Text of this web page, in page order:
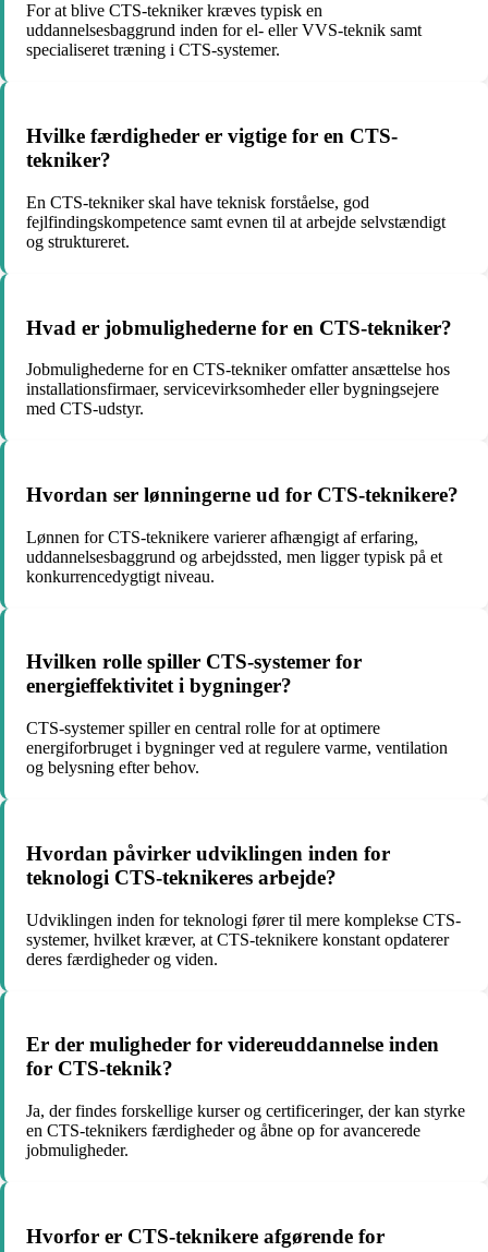
For at blive CTS-tekniker kræves typisk en
uddannelsesbaggrund inden for el- eller VVS-teknik samt
specialiseret træning i CTS-systemer.
Hvilke færdigheder er vigtige for en CTS-
tekniker?
En CTS-tekniker skal have teknisk forståelse, god
fejlfindingskompetence samt evnen til at arbejde selvstændigt
og struktureret.
Hvad er jobmulighederne for en CTS-tekniker?
Jobmulighederne for en CTS-tekniker omfatter ansættelse hos
installationsfirmaer, servicevirksomheder eller bygningsejere
med CTS-udstyr.
Hvordan ser lønningerne ud for CTS-teknikere?
Lønnen for CTS-teknikere varierer afhængigt af erfaring,
uddannelsesbaggrund og arbejdssted, men ligger typisk på et
konkurrencedygtigt niveau.
Hvilken rolle spiller CTS-systemer for
energieffektivitet i bygninger?
CTS-systemer spiller en central rolle for at optimere
energiforbruget i bygninger ved at regulere varme, ventilation
og belysning efter behov.
Hvordan påvirker udviklingen inden for
teknologi CTS-teknikeres arbejde?
Udviklingen inden for teknologi fører til mere komplekse CTS-
systemer, hvilket kræver, at CTS-teknikere konstant opdaterer
deres færdigheder og viden.
Er der muligheder for videreuddannelse inden
for CTS-teknik?
Ja, der findes forskellige kurser og certificeringer, der kan styrke
en CTS-teknikers færdigheder og åbne op for avancerede
jobmuligheder.
Hvorfor er CTS-teknikere afgørende for